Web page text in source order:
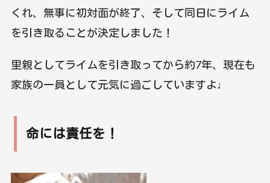
くれ、無事に初対面が終了、そして同日にライム
を引き取ることが決定しました！
里親としてライムを引き取ってから約7年、現在も
家族の一員として元気に過ごしていますよ♩
命には責任を！